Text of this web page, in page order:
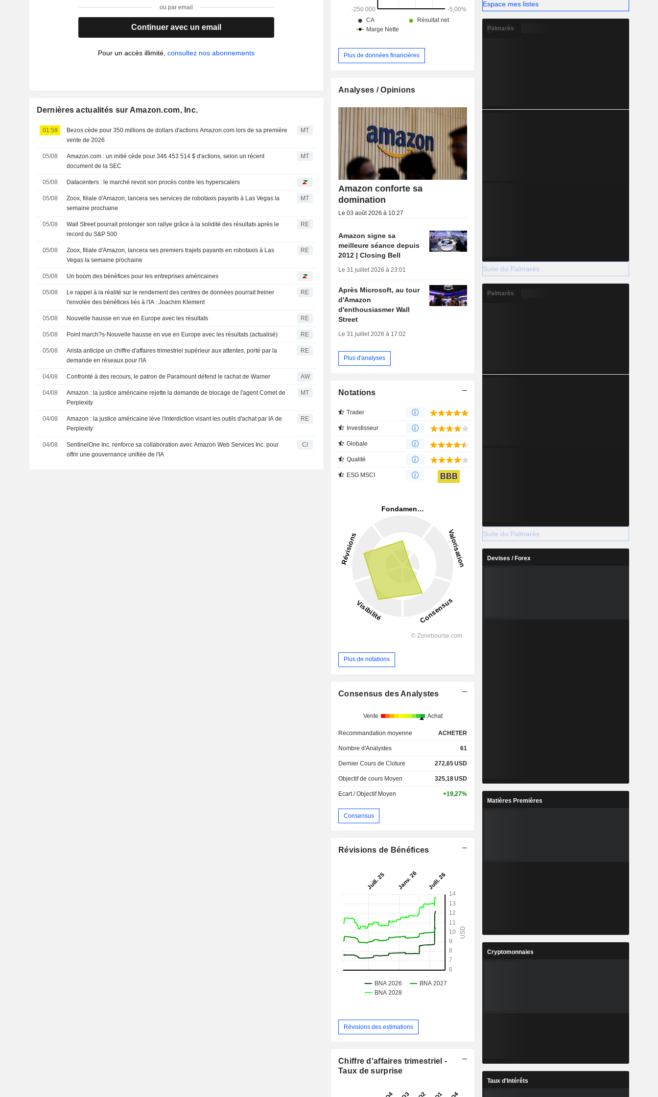
ou par email
Continuer avec un email
Pour un accès illimité,consultez nos abonnements
Dernières actualités sur Amazon.com, Inc.
01:58
Bezos cède pour 350 millions de dollars d'actions Amazon.com lors de sa première
vente de 2026
MT
05/08
Amazon.com : un initié cède pour 346 453 514 $ d'actions, selon un récent
document de la SEC
MT
05/08 Datacenters : le marché revoit son procès contre les hyperscalers
05/08
Zoox, filiale d'Amazon, lancera ses services de robotaxis payants à Las Vegas la
semaine prochaine
MT
05/08
Wall Street pourrait prolonger son rallye grâce à la solidité des résultats après le
record du S&P 500
RE
05/08
Zoox, filiale d'Amazon, lancera ses premiers trajets payants en robotaxis à Las
Vegas la semaine prochaine
RE
05/08 Un boom des bénéfices pour les entreprises américaines
05/08
Le rappel à la réalité sur le rendement des centres de données pourrait freiner
l'envolée des bénéfices liés à l'IA : Joachim Klement
RE
05/08 Nouvelle hausse en vue en Europe avec les résultats RE
05/08 Point march?s-Nouvelle hausse en vue en Europe avec les résultats (actualisé) RE
05/08
Arista anticipe un chiffre d'affaires trimestriel supérieur aux attentes, porté par la
demande en réseaux pour l'IA
RE
04/08 Confronté à des recours, le patron de Paramount défend le rachat de Warner AW
04/08
Amazon : la justice américaine rejette la demande de blocage de l'agent Comet de
Perplexity
MT
04/08
Amazon : la justice américaine lève l'interdiction visant les outils d'achat par IA de
Perplexity
RE
04/08
SentinelOne Inc. renforce sa collaboration avec Amazon Web Services Inc. pour
offrir une gouvernance unifiée de l'IA
CI
Plus de données financières
Analyses / Opinions
Amazon conforte sa
domination
Le 03 août 2026 à 10:27
Amazon signe sa
meilleure séance depuis
2012 | Closing Bell
Le 31 juillet 2026 à 23:01
Après Microsoft, au tour
d'Amazon
d'enthousiasmer Wall
Street
Le 31 juillet 2026 à 17:02
Plus d'analyses
Notations
Trader
Investisseur
Globale
Qualité
ESG MSCI BBB
Plus de notations
Consensus des Analystes
Vente Achat
Recommandation moyenne ACHETER
Nombre d'Analystes 61
Dernier Cours de Cloture 272,65USD
Objectif de cours Moyen 325,18USD
Ecart / Objectif Moyen +19,27%
Consensus
Révisions de Bénéfices
Révisions des estimations
Chiffre d'affaires trimestriel -
Taux de surprise
Espace mes listes
Palmarès
Suite du Palmarès
Palmarès
Suite du Palmarès
Devises / Forex
Matières Premières
Cryptomonnaies
Taux d'Intérêts